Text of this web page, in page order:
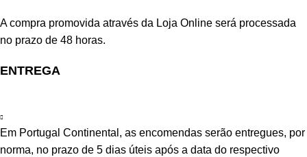
A compra promovida através da Loja Online será processada
no prazo de 48 horas.
ENTREGA
Em Portugal Continental, as encomendas serão entregues, por
norma, no prazo de 5 dias úteis após a data do respectivo